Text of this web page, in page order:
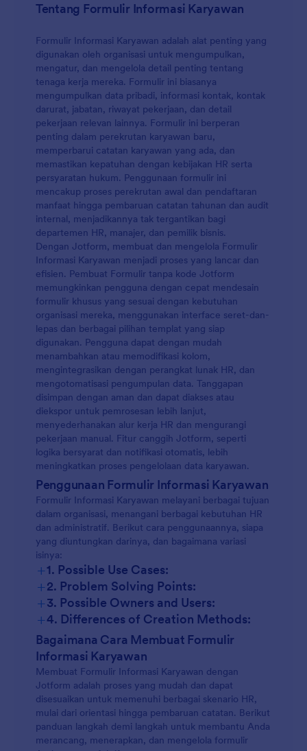
Tentang Formulir Informasi Karyawan
Formulir Informasi Karyawan adalah alat penting yang
digunakan oleh organisasi untuk mengumpulkan,
mengatur, dan mengelola detail penting tentang
tenaga kerja mereka. Formulir ini biasanya
mengumpulkan data pribadi, informasi kontak, kontak
darurat, jabatan, riwayat pekerjaan, dan detail
pekerjaan relevan lainnya. Formulir ini berperan
penting dalam perekrutan karyawan baru,
memperbarui catatan karyawan yang ada, dan
memastikan kepatuhan dengan kebijakan HR serta
persyaratan hukum. Penggunaan formulir ini
mencakup proses perekrutan awal dan pendaftaran
manfaat hingga pembaruan catatan tahunan dan audit
internal, menjadikannya tak tergantikan bagi
departemen HR, manajer, dan pemilik bisnis.
Dengan Jotform, membuat dan mengelola Formulir
Informasi Karyawan menjadi proses yang lancar dan
efisien. Pembuat Formulir tanpa kode Jotform
memungkinkan pengguna dengan cepat mendesain
formulir khusus yang sesuai dengan kebutuhan
organisasi mereka, menggunakan interface seret-dan-
lepas dan berbagai pilihan templat yang siap
digunakan. Pengguna dapat dengan mudah
menambahkan atau memodifikasi kolom,
mengintegrasikan dengan perangkat lunak HR, dan
mengotomatisasi pengumpulan data. Tanggapan
disimpan dengan aman dan dapat diakses atau
diekspor untuk pemrosesan lebih lanjut,
menyederhanakan alur kerja HR dan mengurangi
pekerjaan manual. Fitur canggih Jotform, seperti
logika bersyarat dan notifikasi otomatis, lebih
meningkatkan proses pengelolaan data karyawan.
Penggunaan Formulir Informasi Karyawan
Formulir Informasi Karyawan melayani berbagai tujuan
dalam organisasi, menangani berbagai kebutuhan HR
dan administratif. Berikut cara penggunaannya, siapa
yang diuntungkan darinya, dan bagaimana variasi
isinya:
+1. Possible Use Cases:
+2. Problem Solving Points:
+3. Possible Owners and Users:
+4. Differences of Creation Methods:
Bagaimana Cara Membuat Formulir
Informasi Karyawan
Membuat Formulir Informasi Karyawan dengan
Jotform adalah proses yang mudah dan dapat
disesuaikan untuk memenuhi berbagai skenario HR,
mulai dari orientasi hingga pembaruan catatan. Berikut
panduan langkah demi langkah untuk membantu Anda
merancang, menerapkan, dan mengelola formulir